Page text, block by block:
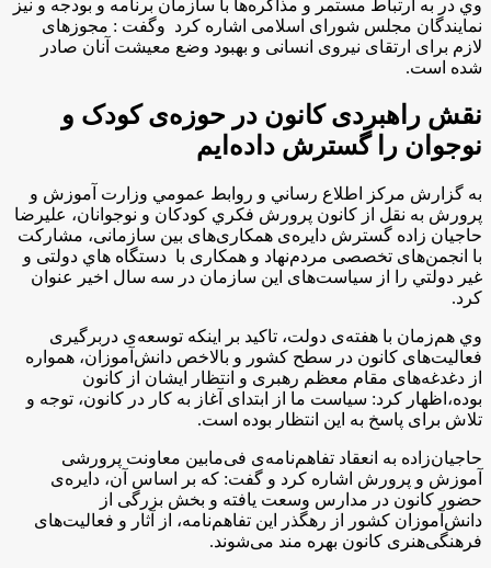
وي در به ارتباط مستمر و مذاکره‌ها با سازمان برنامه‌ و بودجه و نیز
نمایندگان مجلس شورای اسلامی اشاره کرد وگفت : مجوزهای
لازم برای ارتقای نیروی انسانی و بهبود وضع معیشت آنان صادر
شده است.
نقش راهبردی کانون در حوزه‌ی کودک و
نوجوان را گسترش داده‌ایم
به گزارش مركز اطلاع رساني و روابط عمومي وزارت آموزش و
پرورش به نقل از كانون پرورش فكري كودكان و نوجوانان، عليرضا
حاجيان زاده گسترش دایره‌ی همکاری‌های بین ‌سازمانی، مشارکت
با انجمن‌های تخصصی مردم‌نهاد و همکاری با دستگاه هاي دولتی و
غير دولتي را از سیاست‌های این سازمان در سه سال اخیر عنوان
کرد.
وي هم‌زمان با هفته‌ی دولت، تاكيد بر اينكه توسعه‌ی دربرگیری
فعالیت‌های کانون در سطح کشور و بالاخص دانش‌آموزان، همواره
از دغدغه‌های مقام معظم رهبری و انتظار ایشان از کانون
بوده،اظهار كرد: سیاست ما از ابتدای آغاز به کار در کانون، توجه و
تلاش برای پاسخ به این انتظار بوده است.
حاجیان‌زاده به انعقاد تفاهم‌نامه‌ی فی‌مابین معاونت پرورشی
آموزش و پرورش اشاره کرد و گفت: که بر اساس آن، دایره‌ی
حضور کانون در مدارس وسعت یافته و بخش بزرگی از
دانش‌آموزان کشور از رهگذر این تفاهم‌نامه، از آثار و فعالیت‌های
فرهنگی‌هنری کانون بهره مند می‌شوند.